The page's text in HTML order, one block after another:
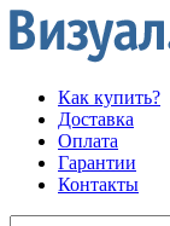
Как купить?
Доставка
Оплата
Гарантии
Контакты